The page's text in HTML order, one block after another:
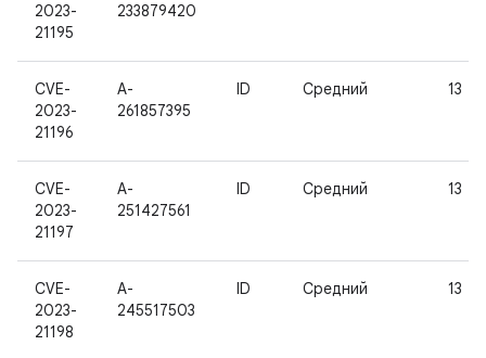
2023-
21195
233879420
CVE-
2023-
21196
A-
261857395
ID Средний 13
CVE-
2023-
21197
A-
251427561
ID Средний 13
CVE-
2023-
21198
A-
245517503
ID Средний 13